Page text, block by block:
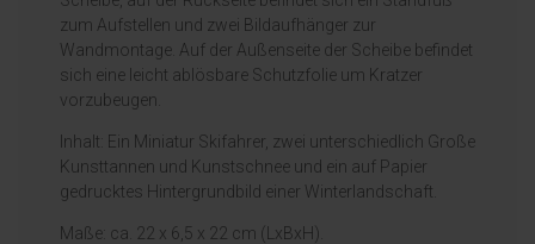
zum Aufstellen und zwei Bildaufhänger zur
Wandmontage. Auf der Außenseite der Scheibe befindet
sich eine leicht ablösbare Schutzfolie um Kratzer
vorzubeugen.
Inhalt: Ein Miniatur Skifahrer, zwei unterschiedlich Große
Kunsttannen und Kunstschnee und ein auf Papier
gedrucktes Hintergrundbild einer Winterlandschaft.
Maße: ca. 22 x 6,5 x 22 cm (LxBxH).